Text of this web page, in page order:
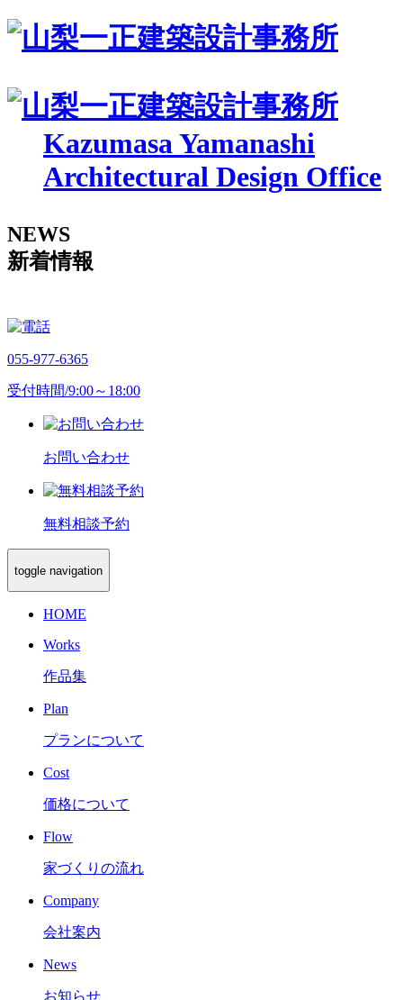
Kazumasa Yamanashi
Architectural Design Office
NEWS
新着情報
055-977-6365
受付時間/9:00～18:00
お問い合わせ
無料相談予約
toggle navigation
HOME
Works
作品集
Plan
プランについて
Cost
価格について
Flow
家づくりの流れ
Company
会社案内
News
お知らせ